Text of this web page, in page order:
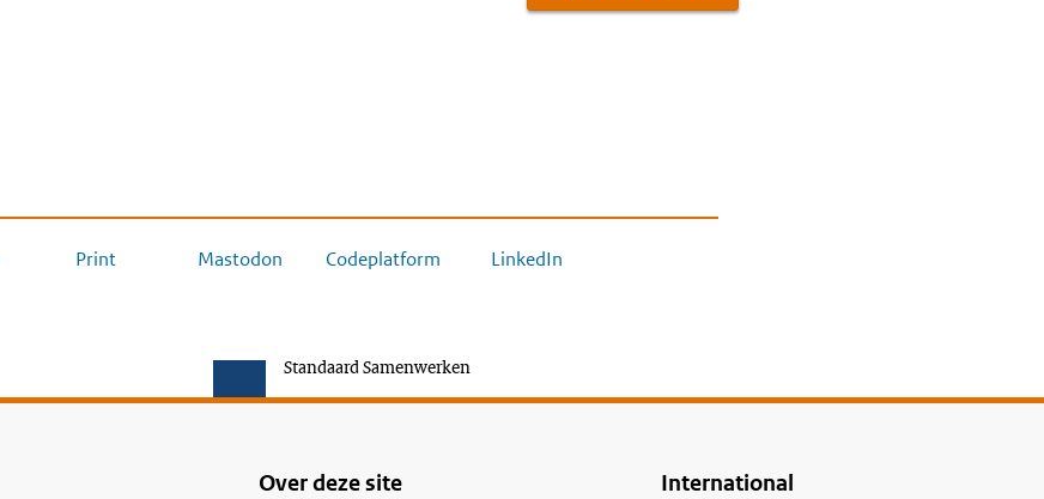
Print Mastodon Codeplatform LinkedIn
Standaard Samenwerken
Over deze site International